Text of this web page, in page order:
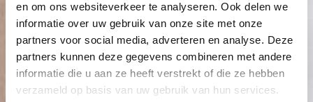
en om ons websiteverkeer te analyseren. Ook delen we
informatie over uw gebruik van onze site met onze
partners voor social media, adverteren en analyse. Deze
partners kunnen deze gegevens combineren met andere
informatie die u aan ze heeft verstrekt of die ze hebben
verzameld op basis van uw gebruik van hun services.